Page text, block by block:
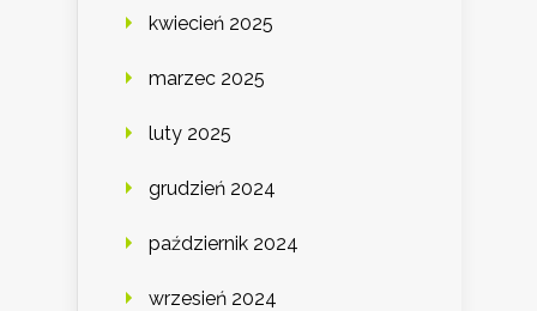
kwiecień 2025
marzec 2025
luty 2025
grudzień 2024
październik 2024
wrzesień 2024